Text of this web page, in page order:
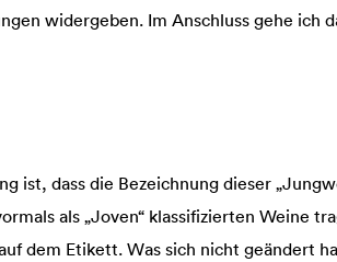
widergeben. Im Anschluss gehe ich
ist, dass die Bezeichnung dieser
als „Joven“ klassifizierten Weine
dem Etikett. Was sich nicht geändert